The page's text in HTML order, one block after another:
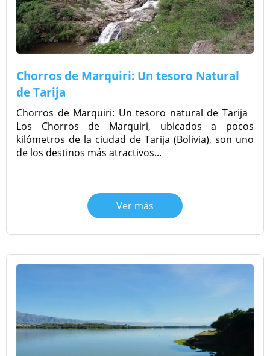
Chorros de Marquiri: Un tesoro Natural
de Tarija
Chorros de Marquiri: Un tesoro natural de Tarija
Los Chorros de Marquiri, ubicados a pocos
kilómetros de la ciudad de Tarija (Bolivia), son uno
de los destinos más atractivos...
Ver más